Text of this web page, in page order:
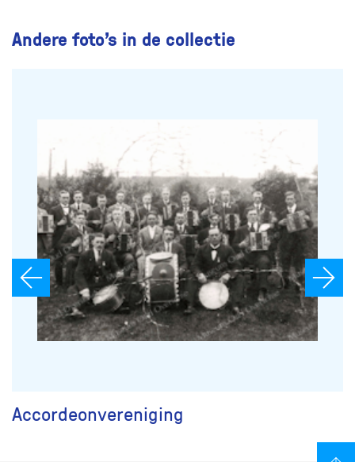
Andere foto’s in de collectie
Accordeonvereniging